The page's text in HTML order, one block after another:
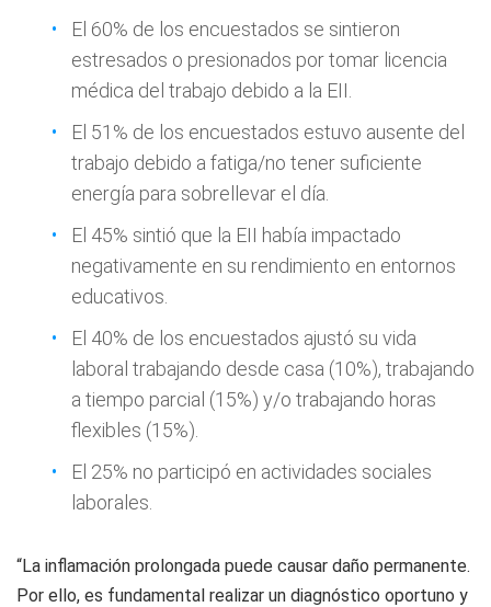
El 60% de los encuestados se sintieron
estresados o presionados por tomar licencia
médica del trabajo debido a la EII.
El 51% de los encuestados estuvo ausente del
trabajo debido a fatiga/no tener suficiente
energía para sobrellevar el día.
El 45% sintió que la EII había impactado
negativamente en su rendimiento en entornos
educativos.
El 40% de los encuestados ajustó su vida
laboral trabajando desde casa (10%), trabajando
a tiempo parcial (15%) y/o trabajando horas
flexibles (15%).
El 25% no participó en actividades sociales
laborales.
“La inflamación prolongada puede causar daño permanente.
Por ello, es fundamental realizar un diagnóstico oportuno y